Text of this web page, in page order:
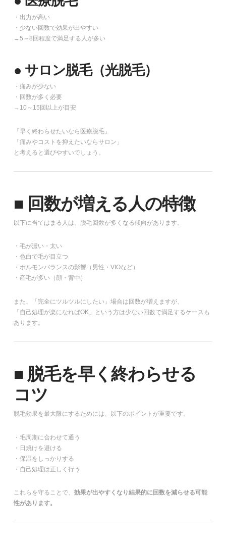
・出力が高い
・少ない回数で効果が出やすい
→5～8回程度で満足する人が多い
● サロン脱毛（光脱毛）
・痛みが少ない
・回数が多く必要
→10～15回以上が目安
「早く終わらせたいなら医療脱毛」
「痛みやコストを抑えたいならサロン」
と考えると選びやすいでしょう。
■ 回数が増える人の特徴
以下に当てはまる人は、脱毛回数が多くなる傾向があります。
・毛が濃い・太い
・色白で毛が目立つ
・ホルモンバランスの影響（男性・VIOなど）
・産毛が多い（顔・背中）
また、「完全にツルツルにしたい」場合は回数が増えますが、
「自己処理が楽になればOK」という方は少ない回数で満足するケースも
あります。
■ 脱毛を早く終わらせる
コツ
脱毛効果を最大限にするためには、以下のポイントが重要です。
・毛周期に合わせて通う
・日焼けを避ける
・保湿をしっかりする
・自己処理は正しく行う
これらを守ることで、 効果が出やすくなり結果的に回数を減らせる可能
性があります。